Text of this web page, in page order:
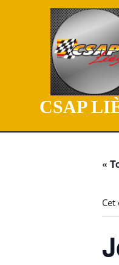
CSAP
«
Cet